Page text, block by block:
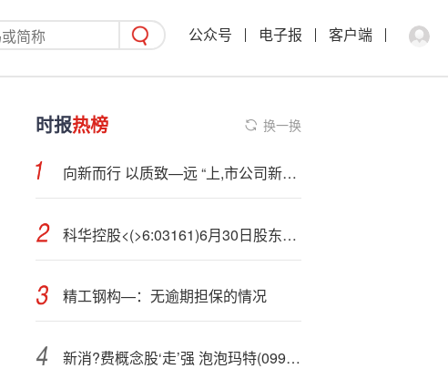
公众号 电子报 客户端
时报热榜 换一换
向新而行 以质致—远 “上,市公司新质生产力调研行”走进复旦微电
科华控股<(>6:03161)6月30日股东户数1.81万户，较上期增加29.95%
精工钢构—：无逾期担保的情况
新消?费概念股‘走’强 泡泡玛特(09992)涨3.98% 洪灏指国人并非不消费 需从多个角度理解当前状况